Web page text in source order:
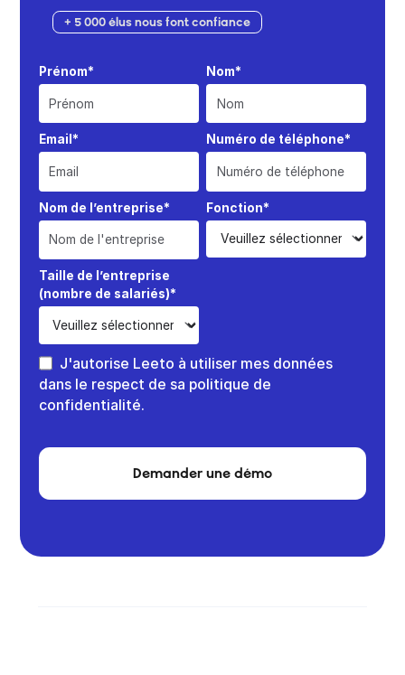
+ 5 000 élus nous font confiance
Prénom* Nom*
Email* Numéro de téléphone*
Nom de l’entreprise* Fonction*
Taille de l’entreprise
(nombre de salariés)*
J'autorise Leeto à utiliser mes données
dans le respect de sa politique de
confidentialité.
Demander une démo